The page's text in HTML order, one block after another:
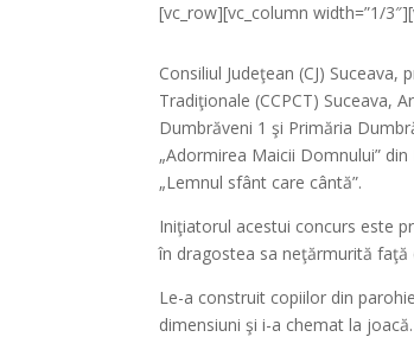
[vc_row][vc_column width=”1/
Consiliul Judeţean (CJ)
Tradiţionale (CCPCT) Suceava,
Dumbrăveni 1 şi Primăria
„Adormirea Maicii Domnului”
„Lemnul sfânt care cântă”.
Iniţiatorul acestui concurs este
în dragostea sa neţărmurită faţă
Le-a construit copiilor din
dimensiuni şi i-a chemat la joacă.